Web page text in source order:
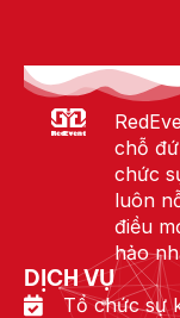
chỗ
chức
luôn
điều
hảo
DỊCH VỤ
Tổ chức sự